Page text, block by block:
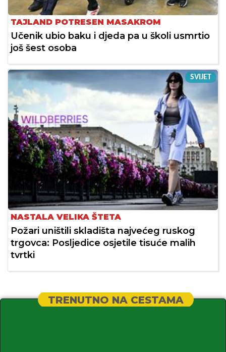
TAJLAND POTRESEN MASAKROM
Učenik ubio baku i djeda pa u školi usmrtio
još šest osoba
SVIJET
NASTALA VELIKA ŠTETA
Požari uništili skladišta najvećeg ruskog
trgovca: Posljedice osjetile tisuće malih
tvrtki
TRENUTNO NA CESTAMA